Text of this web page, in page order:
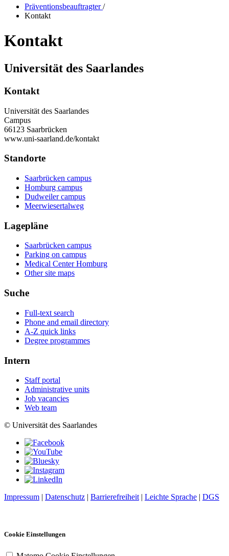
Präventionsbeauftragter/
Kontakt
Kontakt
Universität des Saarlandes
Kontakt
Universität des Saarlandes
Campus
66123 Saarbrücken
www.uni-saarland.de/kontakt
Standorte
Saarbrücken campus
Homburg campus
Dudweiler campus
Meerwiesertalweg
Lagepläne
Saarbrücken campus
Parking on campus
Medical Center Homburg
Other site maps
Suche
Full-text search
Phone and email directory
A-Z quick links
Degree programmes
Intern
Staff portal
Administrative units
Job vacancies
Web team
© Universität des Saarlandes
Impressum | Datenschutz | Barrierefreiheit | Leichte Sprache | DGS
Cookie Einstellungen